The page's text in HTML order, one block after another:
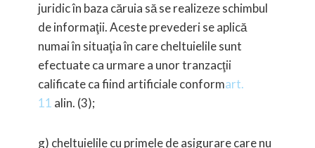
juridic în baza căruia să se realizeze schimbul
de informaţii.Aceste prevederi se aplică
numai în situaţia în care cheltuielile sunt
efectuate ca urmare a unor tranzacţii
calificate ca fiind artificiale conformart.
11 alin. (3);
g) cheltuielile cu primele de asigurare care nu